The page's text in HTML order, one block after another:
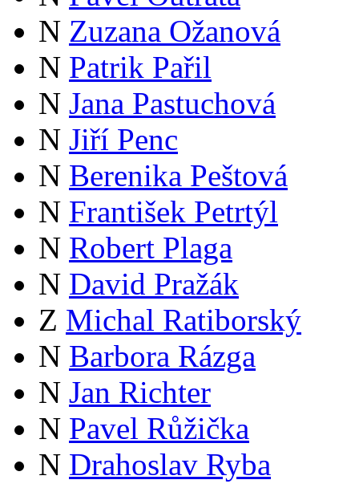
N Zuzana Ožanová
N Patrik Pařil
N Jana Pastuchová
N Jiří Penc
N Berenika Peštová
N František Petrtýl
N Robert Plaga
N David Pražák
Z Michal Ratiborský
N Barbora Rázga
N Jan Richter
N Pavel Růžička
N Drahoslav Ryba